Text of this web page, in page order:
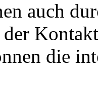
auch
die